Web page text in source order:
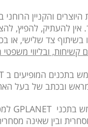
היוצרים והקניין
להעתיק, להפיץ,
בשיתוף צד שלישי, או
קשיחות, ובליווי
בתכנים המופיעים ב
ובכתב של בעל
בתכני GPLANET
ובין שאינה